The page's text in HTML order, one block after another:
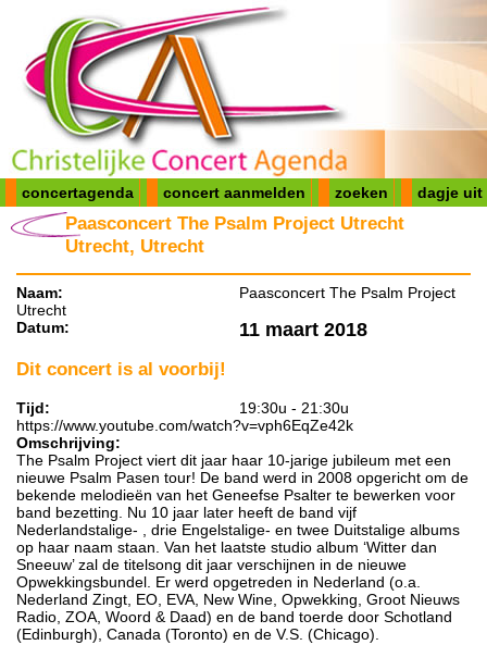
concertagenda concert aanmelden zoeken dagje uit
Paasconcert The Psalm Project Utrecht
Utrecht, Utrecht
Naam:
Paasconcert The Psalm Project
Utrecht
Datum:
11 maart 2018
Dit concert is al voorbij!
Tijd:
19:30u - 21:30u
https://www.youtube.com/watch?v=vph6EqZe42k
Omschrijving:
The Psalm Project viert dit jaar haar 10-jarige jubileum met een
nieuwe Psalm Pasen tour! De band werd in 2008 opgericht om de
bekende melodieën van het Geneefse Psalter te bewerken voor
band bezetting. Nu 10 jaar later heeft de band vijf
Nederlandstalige- , drie Engelstalige- en twee Duitstalige albums
op haar naam staan. Van het laatste studio album ‘Witter dan
Sneeuw’ zal de titelsong dit jaar verschijnen in de nieuwe
Opwekkingsbundel. Er werd opgetreden in Nederland (o.a.
Nederland Zingt, EO, EVA, New Wine, Opwekking, Groot Nieuws
Radio, ZOA, Woord & Daad) en de band toerde door Schotland
(Edinburgh), Canada (Toronto) en de V.S. (Chicago).